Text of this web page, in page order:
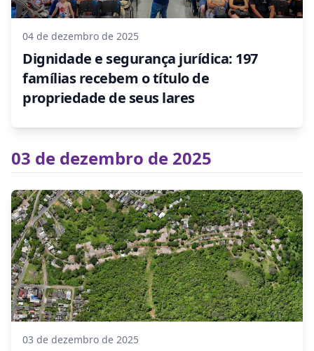
04 de dezembro de 2025
Dignidade e segurança jurídica: 197
famílias recebem o título de
propriedade de seus lares
03 de dezembro de 2025
03 de dezembro de 2025